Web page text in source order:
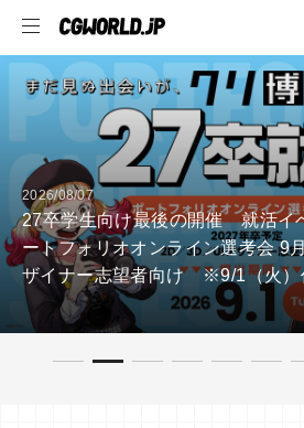
「クリ博 ポ
/ 3D / UI デ
切
2026/08/07
【全3回・第3
生まれる？――